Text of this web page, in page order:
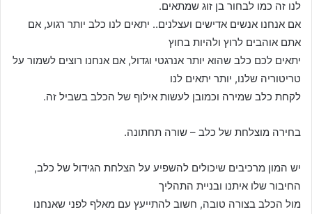
לנו זה כמו לבחור בן זוג שמתאים.
אם אנחנו אנשים אדישים ועצלנים.. יתאים לנו כלב יותר רגוע, אם
אתם אוהבים לרוץ ולהיות בחוץ
יתאים לכם כלב שהוא יותר אנרגטי וגדול, אם אנחנו רוצים לשמור על
טריטוריה שלנו, יותר יתאים לנו
לקחת כלב שמירה וכמובן לעשות אילוף של הכלב בשביל זה.
בחירה מוצלחת של כלב – שורה תחתונה.
יש המון מרכיבים שיכולים להשפיע על הצלחת הגידול של כלב,
החיבור שלו איתנו ובניית התהליך
מול הכלב בצורה טובה, חשוב להתייעץ עם מאלף לפני שאנחנו